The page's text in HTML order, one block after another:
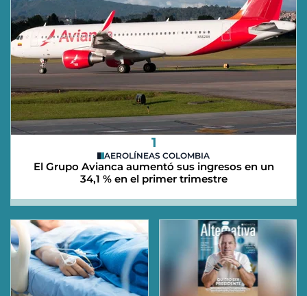
1
AEROLÍNEAS COLOMBIA
El Grupo Avianca aumentó sus ingresos en un
34,1 % en el primer trimestre